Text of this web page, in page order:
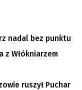
nadal bez punktu
Włókniarzem
ruszył Puchar